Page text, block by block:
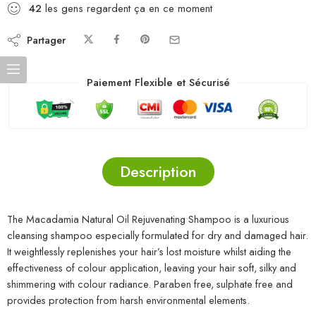
42 les gens regardent ça en ce moment
Partager
Paiement Flexible et Sécurisé
Description
The Macadamia Natural Oil Rejuvenating Shampoo is a luxurious
cleansing shampoo especially formulated for dry and damaged hair.
It weightlessly replenishes your hair’s lost moisture whilst aiding the
effectiveness of colour application, leaving your hair soft, silky and
shimmering with colour radiance. Paraben free, sulphate free and
provides protection from harsh environmental elements.